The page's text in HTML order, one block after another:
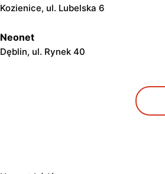
Kozienice, ul. Lubelska 6
Neonet
Dęblin, ul. Rynek 40